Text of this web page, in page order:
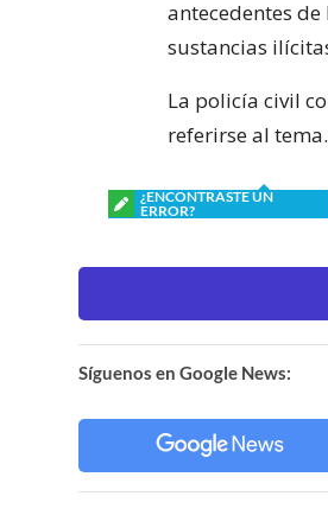
antecedentes
sustancias
La policía civil
referirse al tema.
¿ENCONTRASTE UN
ERROR?
Síguenos en Google News: